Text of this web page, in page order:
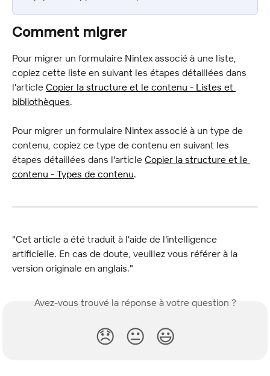
Comment migrer
Pour migrer un formulaire Nintex associé à une liste,
copiez cette liste en suivant les étapes détaillées dans
l'article Copier la structure et le contenu - Listes et
bibliothèques.
Pour migrer un formulaire Nintex associé à un type de
contenu, copiez ce type de contenu en suivant les
étapes détaillées dans l'article Copier la structure et le
contenu - Types de contenu.
"Cet article a été traduit à l'aide de l'intelligence
artificielle. En cas de doute, veuillez vous référer à la
version originale en anglais."
Avez-vous trouvé la réponse à votre question ?
😞 😐 😃